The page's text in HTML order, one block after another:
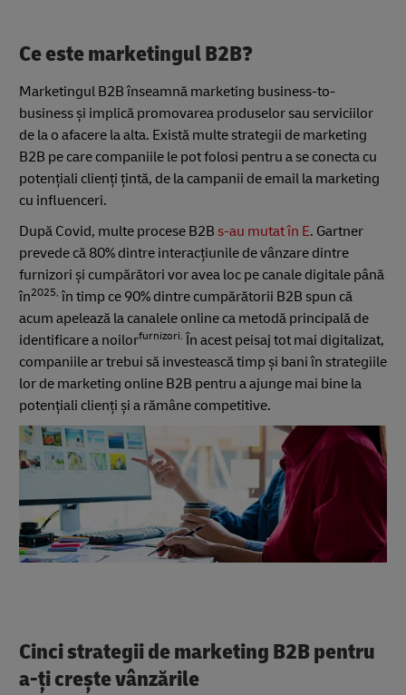
Ce este marketingul B2B?
Marketingul B2B înseamnă marketing business-to-
business și implică promovarea produselor sau serviciilor
de la o afacere la alta. Există multe strategii de marketing
B2B pe care companiile le pot folosi pentru a se conecta cu
potențiali clienți țintă, de la campanii de email la marketing
cu influenceri.
După Covid, multe procese B2B s-au mutat în E. Gartner
prevede că 80% dintre interacțiunile de vânzare dintre
furnizori și cumpărători vor avea loc pe canale digitale până
în2025, în timp ce 90% dintre cumpărătorii B2B spun că
acum apelează la canalele online ca metodă principală de
identificare a noilorfurnizori. În acest peisaj tot mai digitalizat,
companiile ar trebui să investească timp și bani în strategiile
lor de marketing online B2B pentru a ajunge mai bine la
potențiali clienți și a rămâne competitive.
Cinci strategii de marketing B2B pentru
a-ți crește vânzările